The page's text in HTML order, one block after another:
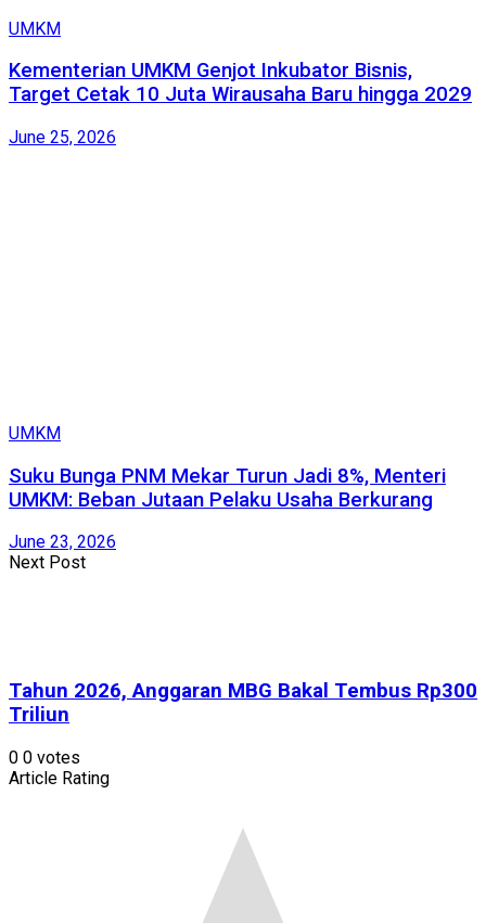
UMKM
Kementerian UMKM Genjot Inkubator Bisnis,
Target Cetak 10 Juta Wirausaha Baru hingga 2029
June 25, 2026
UMKM
Suku Bunga PNM Mekar Turun Jadi 8%, Menteri
UMKM: Beban Jutaan Pelaku Usaha Berkurang
June 23, 2026
Next Post
Tahun 2026, Anggaran MBG Bakal Tembus Rp300
Triliun
0 0 votes
Article Rating